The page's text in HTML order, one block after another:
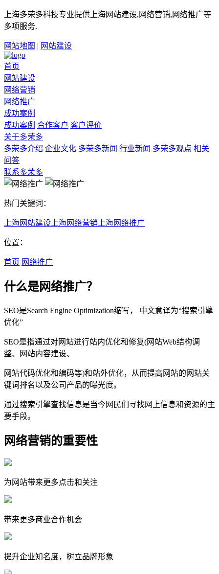
上海多荣多科技专业提供上海网站建设,网络营销,网络推广等
多项服务.
网站地图 | 网站建设
首页
网站建设
网络营销
网络推广
成功案例
成功案例 合作客户 客户评价
关于多荣多
多荣多介绍 企业文化 多荣多新闻 行业新闻 多荣多观点 相关
问答
联系多荣多
热门关键词：
上海网站建设 上海网络营销 上海网络推广
位置：
首页 网络推广
什么是网络推广？
SEO是Search Engine Optimization缩写， 中文意译为“搜索引擎
优化”
SEO是指通过对网站进行站内优化和修复(网站Web结构调
整、网站内容建设、
网站代码优化和编码等)和站外优化，从而提高网站的网站关
键词排名以及公司产品的曝光度。
通过搜索引擎查找信息是当今网民们寻找网上信息和资源的主
要手段。
网络营销的重要性
为网站带来更多点击和关注
带来更多商业合作机会
提升企业知名度，树立品牌形象